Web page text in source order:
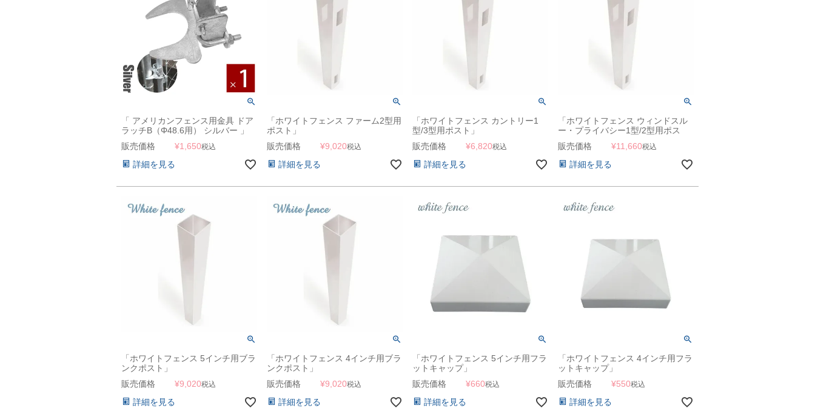
「 アメリカンフェンス用金具 ドア
ラッチB（Φ48.6用） シルバー 」
【南京錠・錠前ロック可能】
販売価格 ¥1,650税込
詳細を見る
「ホワイトフェンス ファーム2型用
ポスト」
販売価格
¥9,020税込
詳細を見る
「ホワイトフェンス カントリー1
型/3型用ポスト」
販売価格
¥6,820税込
詳細を見る
「ホワイトフェンス ウィンドスル
ー・プライバシー1型/2型用ポス
ト」
販売価格 ¥11,660税込
詳細を見る
「ホワイトフェンス 5インチ用ブラ
ンクポスト」
販売価格
¥9,020税込
詳細を見る
「ホワイトフェンス 4インチ用ブラ
ンクポスト」
販売価格
¥9,020税込
詳細を見る
「ホワイトフェンス 5インチ用フラ
ットキャップ」
販売価格
¥660税込
詳細を見る
「ホワイトフェンス 4インチ用フラ
ットキャップ」
販売価格
¥550税込
詳細を見る